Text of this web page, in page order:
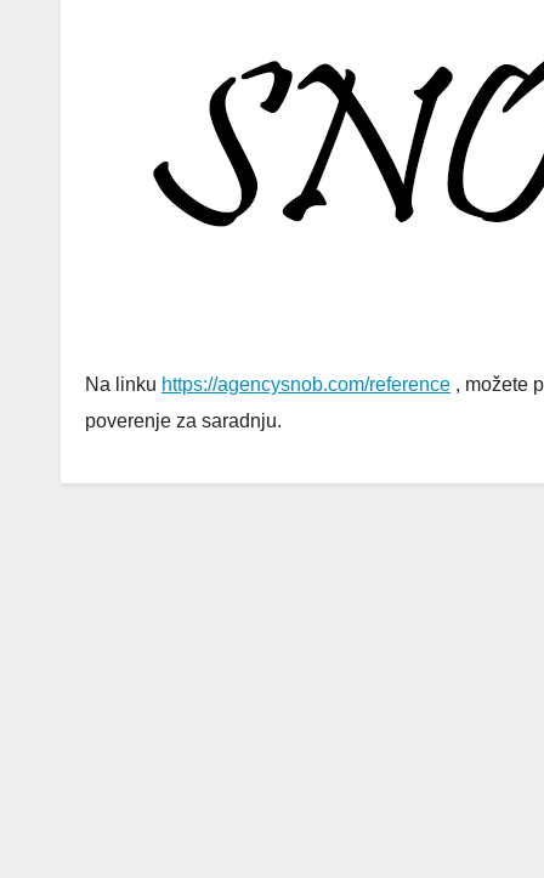
Na linku https://agencysnob.com/reference , možete
poverenje za saradnju.